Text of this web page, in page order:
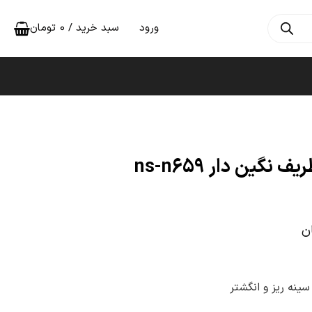
ورود سبد خرید / 0 تومان
ریز و انگشتر